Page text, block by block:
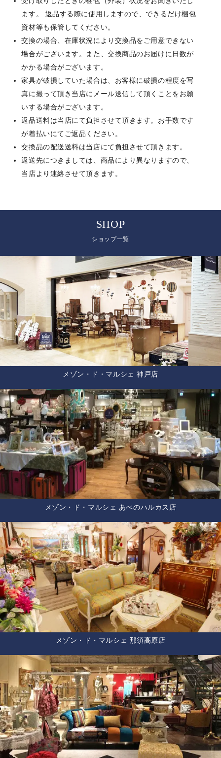
ます。 返品する際に使用しますので、できるだけ梱包
資材等も保管してください。
交換の場合、在庫状況により交換品をご用意できない
場合がございます。また、交換商品のお届けに日数が
かかる場合がございます。
家具が破損していた場合は、お客様に破損の程度を写
真に撮って頂き当店にメール送信して頂くことをお願
いする場合がございます。
返品送料は当店にて負担させて頂きます。お手数です
が着払いにてご返品ください。
交換品の配送送料は当店にて負担させて頂きます。
返送先につきましては、商品により異なりますので、
当店より連絡させて頂きます。
SHOP
ショップ一覧
メゾン・ド・マルシェ 神戸店
メゾン・ド・マルシェ あべのハルカス店
メゾン・ド・マルシェ 那須高原店